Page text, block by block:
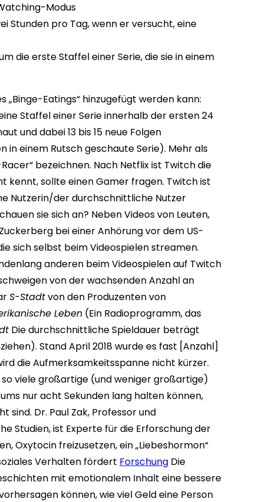
Modus
Stunden pro Tag, wenn er versucht, eine
die erste Staffel einer Serie, die sie in einem
„Binge-Eatings“ hinzugefügt werden kann:
Staffel einer Serie innerhalb der ersten 24
und dabei 13 bis 15 neue Folgen
in einem Rutsch geschaute Serie). Mehr als
bezeichnen. Nach Netflix ist Twitch die
sollte einen Gamer fragen. Twitch ist
Nutzerin/der durchschnittliche Nutzer
sie sich an? Neben Videos von Leuten,
bei einer Anhörung vor dem US-
sich selbst beim Videospielen streamen.
anderen beim Videospielen auf Twitch
von der wachsenden Anzahl an
S-Stadtvon den Produzenten von
Leben (Ein Radioprogramm, das
Die durchschnittliche Spieldauer beträgt
Stand April 2018 wurde es fast [Anzahl]
die Aufmerksamkeitsspanne nicht kürzer.
viele großartige (und weniger großartige)
nur acht Sekunden lang halten können,
sind. Dr. Paul Zak, Professor und
Studien, ist Experte für die Erforschung der
Oxytocin freizusetzen, ein „Liebeshormon“
Verhalten fördert Forschung Die
mit emotionalem Inhalt eine bessere
können, wie viel Geld eine Person